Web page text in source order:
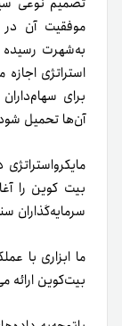
موفقیت آن
به‌شهرت رسیده
استراتژی
برای
آن‌ها تحمیل
مایکرواستراتژی در سال ۲۰۲۰ و از زمانی‌که
بیت کوین
سرمایه‌گذاران
ما ابزاری با
بیت‌کوین ارائه